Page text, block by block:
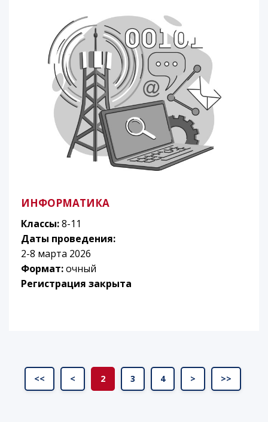
ИНФОРМАТИКА
Классы:8-11
Даты проведения:
2-8 марта 2026
Формат:очный
Регистрация закрыта
<< < 2 3 4 > >>